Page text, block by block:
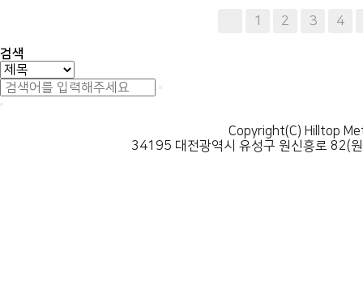
1 2 3 4
검색
Copyright(C) Hilltop
34195 대전광역시 유성구 원신흥로